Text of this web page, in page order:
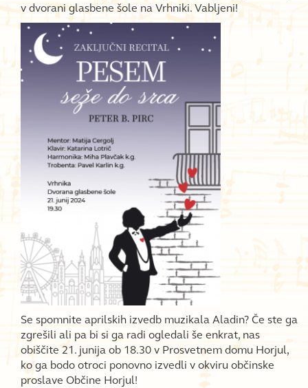
v dvorani glasbene šole na Vrhniki. Vabljeni!
Se spomnite aprilskih izvedb muzikala Aladin? Če ste ga
zgrešili ali pa bi si ga radi ogledali še enkrat, nas
obiščite 21. junija ob 18.30 v Prosvetnem domu Horjul,
ko ga bodo otroci ponovno izvedli v okviru občinske
proslave Občine Horjul!